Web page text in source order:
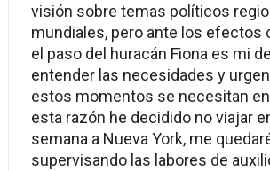
visión sobre temas políticos
mundiales, pero ante los efectos
el paso del huracán Fiona es mi
entender las necesidades y
estos momentos se necesitan
esta razón he decidido no viajar
semana a Nueva York, me
supervisando las labores de